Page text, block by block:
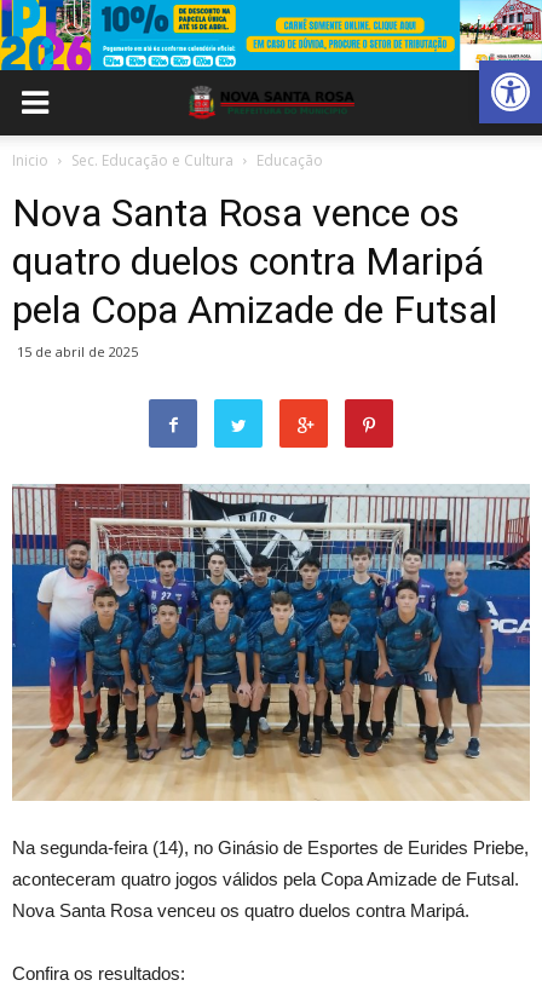
Abrir
Inicio Sec. Educação e Cultura Educação
Nova Santa Rosa vence os
quatro duelos contra Maripá
pela Copa Amizade de Futsal
15 de abril de 2025
Na segunda-feira (14), no Ginásio de Esportes de Eurides Priebe,
aconteceram quatro jogos válidos pela Copa Amizade de Futsal.
Nova Santa Rosa venceu os quatro duelos contra Maripá.
Confira os resultados: